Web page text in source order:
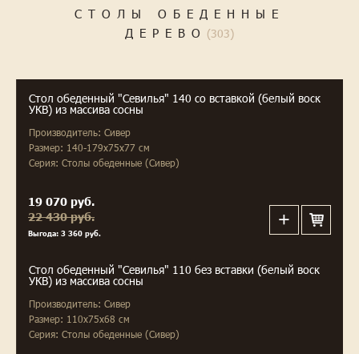
СТОЛЫ ОБЕДЕННЫЕ
ДЕРЕВО (303)
Стол обеденный "Севилья" 140 со вставкой (белый воск
УКВ) из массива сосны
Производитель: Сивер
Размер: 140-179x75x77 см
Серия: Столы обеденные (Сивер)
19 070 руб.
22 430 руб.
Выгода: 3 360 руб.
Стол обеденный "Севилья" 110 без вставки (белый воск
УКВ) из массива сосны
Производитель: Сивер
Размер: 110x75x68 см
Серия: Столы обеденные (Сивер)